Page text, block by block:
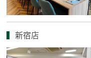
新宿店